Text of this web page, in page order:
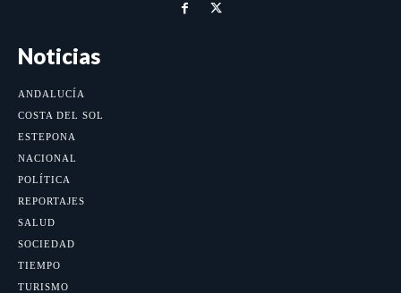
Noticias
ANDALUCÍA
COSTA DEL SOL
ESTEPONA
NACIONAL
POLÍTICA
REPORTAJES
SALUD
SOCIEDAD
TIEMPO
TURISMO